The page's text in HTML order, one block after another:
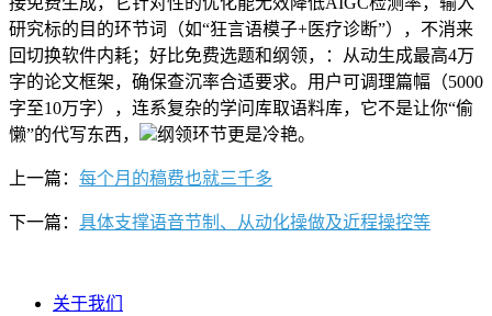
研究标的目的环节词（如“狂言语模子+医疗诊断”），不消来
回切换软件内耗；好比免费选题和纲领，：从动生成最高4万
字的论文框架，确保查沉率合适要求。用户可调理篇幅（5000
字至10万字），连系复杂的学问库取语料库，它不是让你“偷
懒”的代写东西，
纲领环节更是冷艳。
上一篇： 每个月的稿费也就三千多
下一篇： 具体支撑语音节制、从动化操做及近程操控等
关于我们